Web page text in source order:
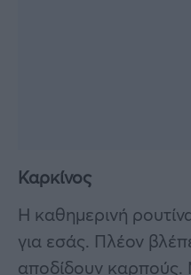
Καρκίνος
Η καθημερινή
για εσάς. Πλέον
αποδίδουν